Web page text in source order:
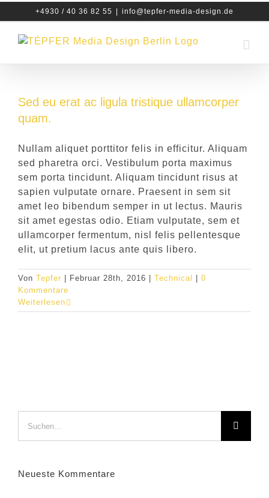
Inhalt
springen
+4930 / 40 36 82 55 info@tepfer-media-design.de
Sed eu erat ac ligula tristique ullamcorper
quam.
Nullam aliquet porttitor felis in efficitur. Aliquam
sed pharetra orci. Vestibulum porta maximus
sem porta tincidunt. Aliquam tincidunt risus at
sapien vulputate ornare. Praesent in sem sit
amet leo bibendum semper in ut lectus. Mauris
sit amet egestas odio. Etiam vulputate, sem et
ullamcorper fermentum, nisl felis pellentesque
elit, ut pretium lacus ante quis libero.
Von Tepfer Februar 28th, 2016 Technical
0
Kommentare
Weiterlesen
nach:
Neueste Kommentare